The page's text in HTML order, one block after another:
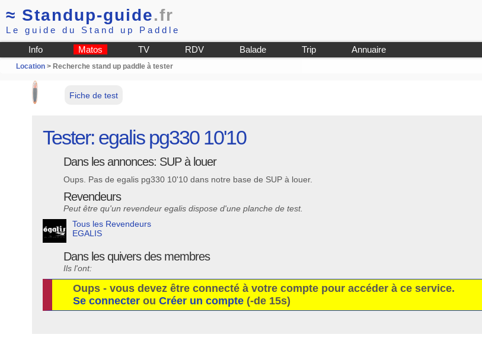
≈ Standup-guide.fr
Le guide du Stand up Paddle
Info Matos TV RDV Balade Trip Annuaire
Location> Recherche stand up paddle à tester
Fiche de test
Tester: egalis pg330 10'10
Dans les annonces: SUP à louer
Oups. Pas de egalis pg330 10'10 dans notre base de SUP à louer.
Revendeurs
Peut être qu'un revendeur egalis dispose d'une planche de test.
Tous les Revendeurs
EGALIS
Dans les quivers des membres
Ils l'ont:
Oups - vous devez être connecté à votre compte pour accéder à ce service.
Se connecter ouCréer un compte (-de 15s)